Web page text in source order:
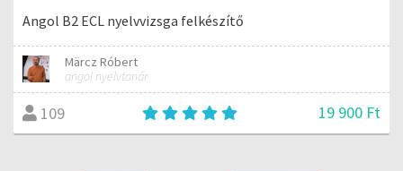
Angol B2 ECL nyelvvizsga felkészítő
Märcz Róbert
angol nyelvtanár
109 19 900 Ft